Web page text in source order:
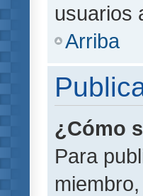
usuarios
Arriba
¿Cómo
Para